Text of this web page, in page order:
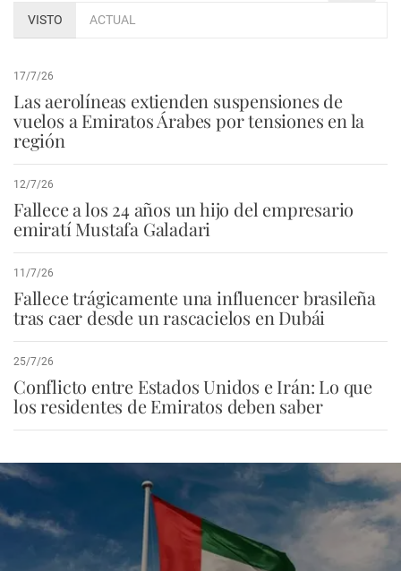
VISTO ACTUAL
17/7/26
Las aerolíneas extienden suspensiones de
vuelos a Emiratos Árabes por tensiones en la
región
12/7/26
Fallece a los 24 años un hijo del empresario
emiratí Mustafa Galadari
11/7/26
Fallece trágicamente una influencer brasileña
tras caer desde un rascacielos en Dubái
25/7/26
Conflicto entre Estados Unidos e Irán: Lo que
los residentes de Emiratos deben saber